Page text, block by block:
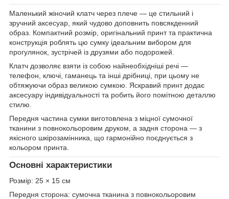
Маленький жіночий клатч через плече — це стильний і
зручний аксесуар, який чудово доповнить повсякденний
образ. Компактний розмір, оригінальний принт та практична
конструкція роблять цю сумку ідеальним вибором для
прогулянок, зустрічей із друзями або подорожей.
Клатч дозволяє взяти із собою найнеобхідніші речі —
телефон, ключі, гаманець та інші дрібниці, при цьому не
обтяжуючи образ великою сумкою. Яскравий принт додає
аксесуару індивідуальності та робить його помітною деталлю
стилю.
Передня частина сумки виготовлена з міцної сумочної
тканини з повнокольоровим друком, а задня сторона — з
якісного шкірозамінника, що гармонійно поєднується з
кольором принта.
Основні характеристики
Розмір: 25 × 15 см
Передня сторона: сумочна тканина з повнокольоровим